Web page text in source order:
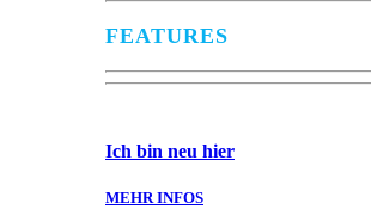
FEATURES
Ich bin neu hier
MEHR INFOS